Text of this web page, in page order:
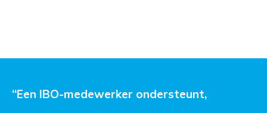
“Een IBO-medewerker ondersteunt,